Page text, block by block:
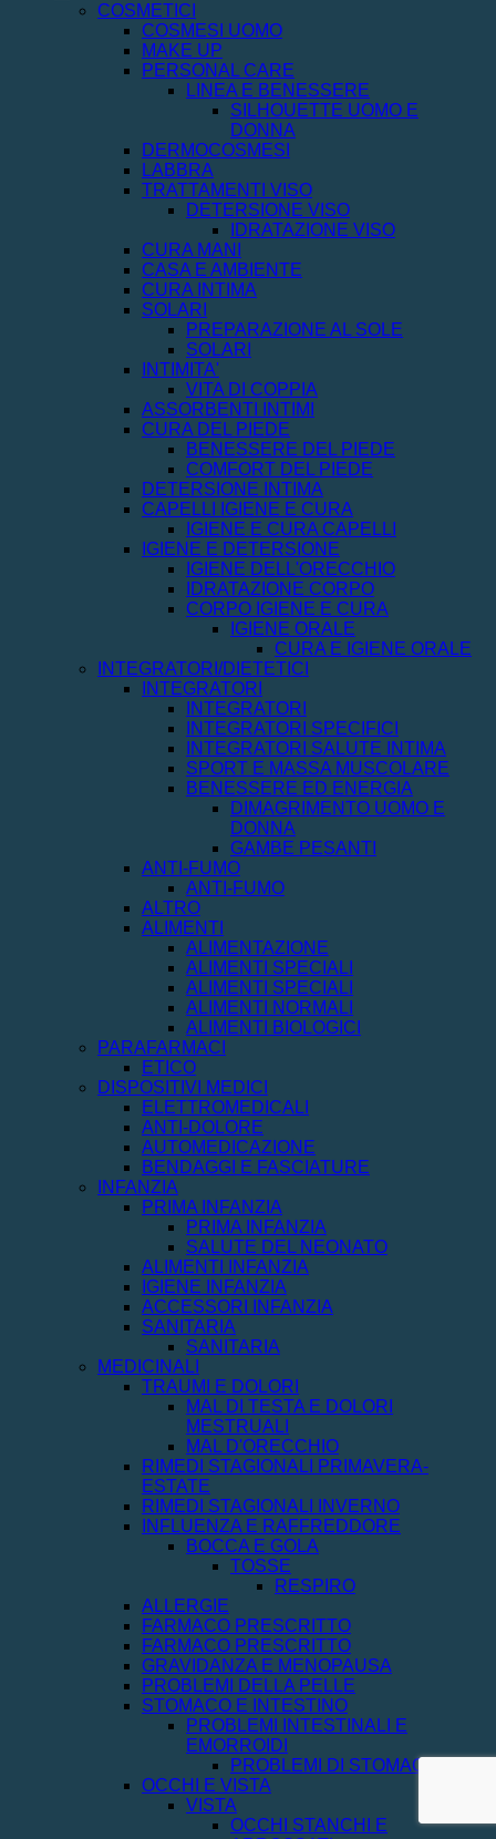
COSMETICI
COSMESI UOMO
MAKE UP
PERSONAL CARE
LINEA E BENESSERE
SILHOUETTE UOMO E
DONNA
DERMOCOSMESI
LABBRA
TRATTAMENTI VISO
DETERSIONE VISO
IDRATAZIONE VISO
CURA MANI
CASA E AMBIENTE
CURA INTIMA
SOLARI
PREPARAZIONE AL SOLE
SOLARI
INTIMITA'
VITA DI COPPIA
ASSORBENTI INTIMI
CURA DEL PIEDE
BENESSERE DEL PIEDE
COMFORT DEL PIEDE
DETERSIONE INTIMA
CAPELLI IGIENE E CURA
IGIENE E CURA CAPELLI
IGIENE E DETERSIONE
IGIENE DELL'ORECCHIO
IDRATAZIONE CORPO
CORPO IGIENE E CURA
IGIENE ORALE
CURA E IGIENE ORALE
INTEGRATORI/DIETETICI
INTEGRATORI
INTEGRATORI
INTEGRATORI SPECIFICI
INTEGRATORI SALUTE INTIMA
SPORT E MASSA MUSCOLARE
BENESSERE ED ENERGIA
DIMAGRIMENTO UOMO E
DONNA
GAMBE PESANTI
ANTI-FUMO
ANTI-FUMO
ALTRO
ALIMENTI
ALIMENTAZIONE
ALIMENTI SPECIALI
ALIMENTI SPECIALI
ALIMENTI NORMALI
ALIMENTI BIOLOGICI
PARAFARMACI
ETICO
DISPOSITIVI MEDICI
ELETTROMEDICALI
ANTI-DOLORE
AUTOMEDICAZIONE
BENDAGGI E FASCIATURE
INFANZIA
PRIMA INFANZIA
PRIMA INFANZIA
SALUTE DEL NEONATO
ALIMENTI INFANZIA
IGIENE INFANZIA
ACCESSORI INFANZIA
SANITARIA
SANITARIA
MEDICINALI
TRAUMI E DOLORI
MAL DI TESTA E DOLORI
MESTRUALI
MAL D'ORECCHIO
RIMEDI STAGIONALI PRIMAVERA-
ESTATE
RIMEDI STAGIONALI INVERNO
INFLUENZA E RAFFREDDORE
BOCCA E GOLA
TOSSE
RESPIRO
ALLERGIE
FARMACO PRESCRITTO
FARMACO PRESCRITTO
GRAVIDANZA E MENOPAUSA
PROBLEMI DELLA PELLE
STOMACO E INTESTINO
PROBLEMI INTESTINALI E
EMORROIDI
PROBLEMI DI STOMACO
OCCHI E VISTA
VISTA
OCCHI STANCHI E